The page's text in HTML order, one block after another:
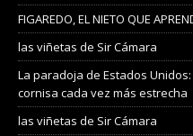
FIGAREDO, EL NIETO QUE
las viñetas de Sir Cámara
La paradoja de Estados
cornisa cada vez más estrecha
las viñetas de Sir Cámara